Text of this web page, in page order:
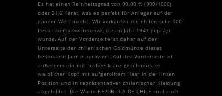
Es hat einen Reinheitsgrad von 90,00 % (900/1000)
oder 21,6 Karat, was es perfekt für Anleger auf der
ganzen Welt macht. Wir verkaufen die chilenische 100-
Peso-Liberty-Goldmünze, die im Jahr 1947 geprägt
wurde. Auf der Vorderseite ist daher auf der
Unterseite der chilenischen Goldmünze dieses
besondere Jahr eingraviert. Auf der Vorderseite ist
außerdem ein mit Lorbeerkranz geschmückter
weiblicher Kopf mit aufgerolltem Haar in der linken
Position und in repräsentativer chilenischer Kleidung
abgebildet. Die Worte REPUBLICA DE CHILE sind auch